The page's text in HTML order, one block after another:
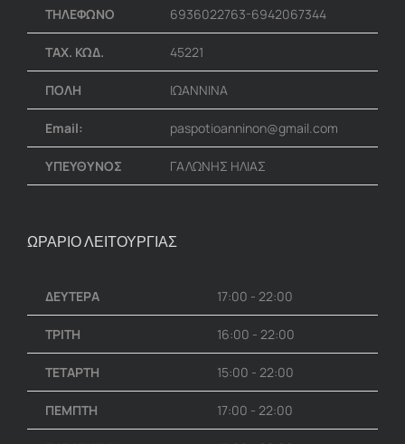
ΤΗΛΕΦΩΝΟ 6936022763-6942067344
ΤΑΧ. ΚΩΔ. 45221
ΠΟΛΗ ΙΩΑΝΝΙΝΑ
Email: paspotioanninon@gmail.com
ΥΠΕΥΘΥΝΟΣ ΓΑΛΩΝΗΣ ΗΛΙΑΣ
ΩΡΑΡΙΟ ΛΕΙΤΟΥΡΓΙΑΣ
ΔΕΥΤΕΡΑ 17:00 - 22:00
ΤΡΙΤΗ 16:00 - 22:00
ΤΕΤΑΡΤΗ 15:00 - 22:00
ΠΕΜΠΤΗ 17:00 - 22:00